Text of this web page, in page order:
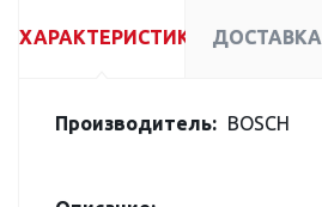
ХАРАКТЕРИСТИКИ ДОСТАВКА
Производитель: BOSCH